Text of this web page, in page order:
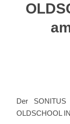
Der SONITUS
OLDSCHOOL